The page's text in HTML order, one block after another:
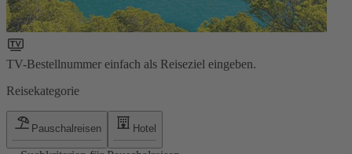
TV-Bestellnummer einfach als Reiseziel eingeben.
Reisekategorie
Pauschalreisen Hotel